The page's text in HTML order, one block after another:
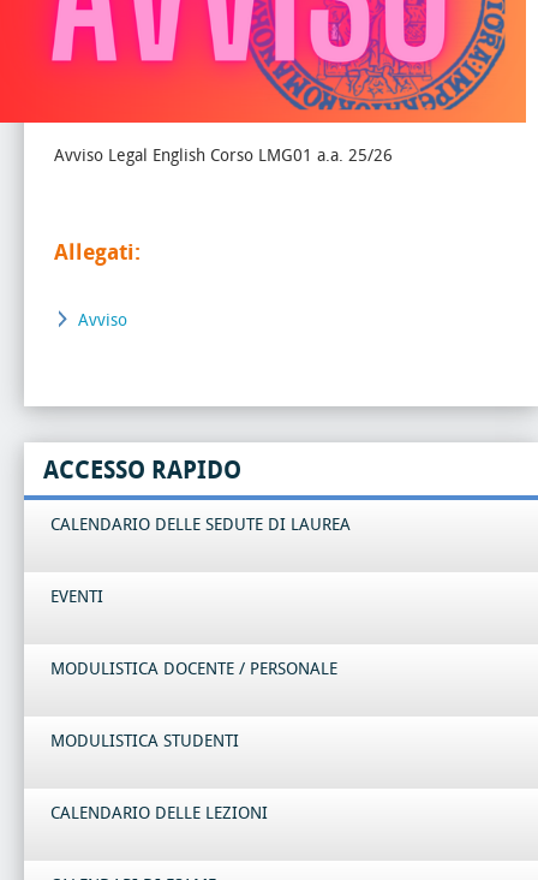
Avviso Legal English Corso LMG01 a.a. 25/26
Allegati:
Avviso
ACCESSO RAPIDO
CALENDARIO DELLE SEDUTE DI LAUREA
EVENTI
MODULISTICA DOCENTE / PERSONALE
MODULISTICA STUDENTI
CALENDARIO DELLE LEZIONI